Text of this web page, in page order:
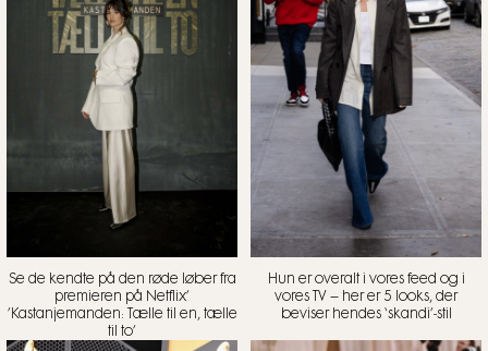
Se de kendte på den røde løber fra
premieren på Netflix’
’Kastanjemanden: Tælle til en, tælle
til to’
Hun er overalt i vores feed og i
vores TV – her er 5 looks, der
beviser hendes ‘skandi’-stil